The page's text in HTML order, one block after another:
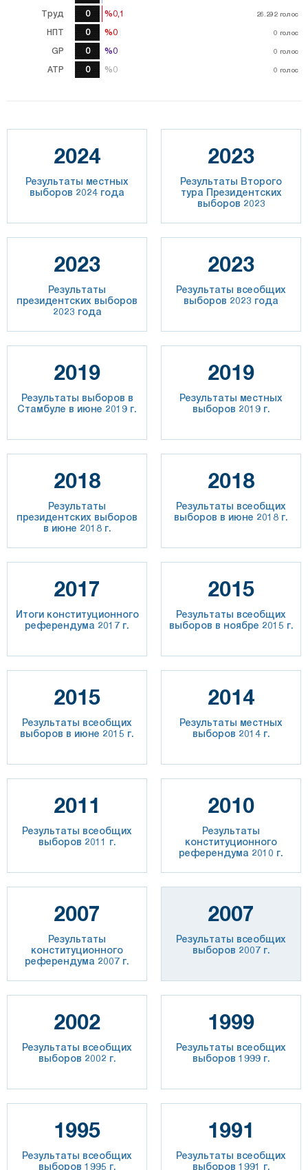
Труд
НПТ
GP
ATP
0
0
0
0
%0,1
26.292 голос
%0 0 голос
%0 0 голос
%0 0 голос
%0,1
26.292 голос
%0
%0
%0
2024
Результаты местных
выборов 2024 года
2023
Результаты Второго
тура Президентских
выборов 2023
2023
Результаты
президентских выборов
2023 года
2023
Результаты всеобщих
выборов 2023 года
2019
Результаты выборов в
Стамбуле в июне 2019 г.
2019
Результаты местных
выборов 2019 г.
2018
Результаты
президентских выборов
в июне 2018 г.
2018
Результаты всеобщих
выборов в июне 2018 г.
2017
Итоги конституционного
референдума 2017 г.
2015
Результаты всеобщих
выборов в ноябре 2015 г.
2015
Результаты всеобщих
выборов в июне 2015 г.
2014
Результаты местных
выборов 2014 г.
2011
Результаты всеобщих
выборов 2011 г.
2010
Результаты
конституционного
референдума 2010 г.
2007
Результаты
конституционного
референдума 2007 г.
2007
Результаты всеобщих
выборов 2007 г.
2002
Результаты всеобщих
выборов 2002 г.
1999
Результаты всеобщих
выборов 1999 г.
1995
Результаты всеобщих
выборов 1995 г.
1991
Результаты всеобщих
выборов 1991 г.